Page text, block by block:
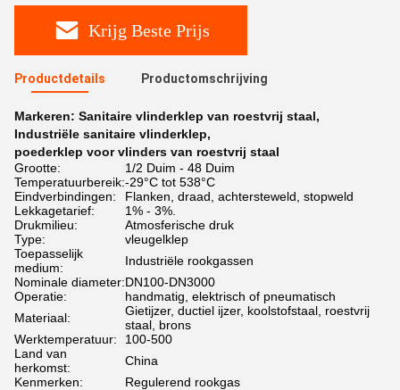
Krijg Beste Prijs
Productdetails Productomschrijving
Markeren: Sanitaire vlinderklep van roestvrij staal,
Industriële sanitaire vlinderklep,
poederklep voor vlinders van roestvrij staal
Grootte:
1/2 Duim - 48 Duim
Temperatuurbereik:-29°C tot 538°C
Eindverbindingen:
Flanken, draad, achtersteweld, stopweld
Lekkagetarief:
1% - 3%.
Drukmilieu:
Atmosferische druk
Type:
vleugelklep
Toepasselijk
medium:
Industriële rookgassen
Nominale diameter:DN100-DN3000
Operatie:
handmatig, elektrisch of pneumatisch
Materiaal:
Gietijzer, ductiel ijzer, koolstofstaal, roestvrij
staal, brons
Werktemperatuur:
100-500
Land van
herkomst:
China
Kenmerken:
Regulerend rookgas